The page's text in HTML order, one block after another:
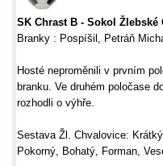
SK Chrast B - Sokol Žlebské
Branky : Pospíšil, Petráň
Hosté neproměnili v prvním
branku. Ve druhém poločase
rozhodli o výhře.
Sestava Žl. Chvalovice:
Pokorný, Bohatý, Forman,